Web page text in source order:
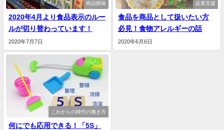
商品開発
2020年4月より食品表示のルー
ルが切り替わっています！
2020年7月7日
起業支援
食品を商品として扱いたい方
必見！食物アレルギーの話
2020年6月6日
これからの時代の働き方
何にでも応用できる！「5S」